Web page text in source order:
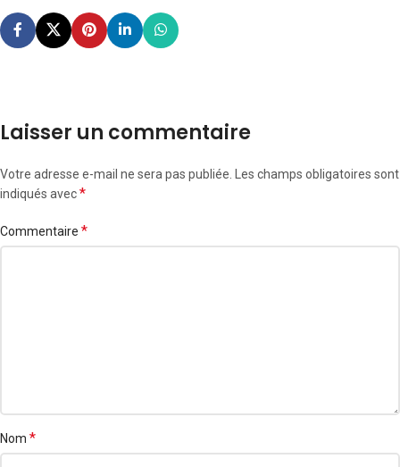
Laisser un commentaire
Votre adresse e-mail ne sera pas publiée. Les champs obligatoires sont
indiqués avec*
Commentaire *
Nom *